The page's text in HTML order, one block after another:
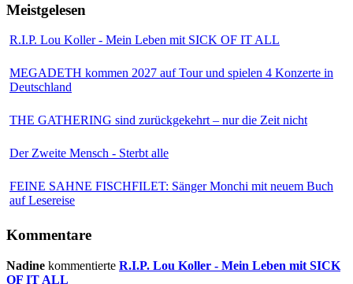
Meistgelesen
R.I.P. Lou Koller - Mein Leben mit SICK OF IT ALL
MEGADETH kommen 2027 auf Tour und spielen 4 Konzerte in
Deutschland
THE GATHERING sind zurückgekehrt – nur die Zeit nicht
Der Zweite Mensch - Sterbt alle
FEINE SAHNE FISCHFILET: Sänger Monchi mit neuem Buch
auf Lesereise
Kommentare
Nadine kommentierte R.I.P. Lou Koller - Mein Leben mit SICK
OF IT ALL